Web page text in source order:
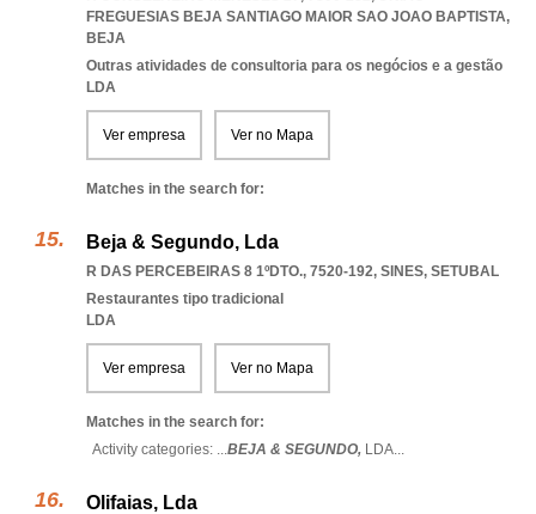
FREGUESIAS BEJA SANTIAGO MAIOR SAO JOAO BAPTISTA,
BEJA
Outras atividades de consultoria para os negócios e a gestão
LDA
Ver empresa Ver no Mapa
Matches in the search for:
Beja & Segundo, Lda
R DAS PERCEBEIRAS 8 1ºDTO., 7520-192, SINES, SETUBAL
Restaurantes tipo tradicional
LDA
Ver empresa Ver no Mapa
Matches in the search for:
Activity categories: ...BEJA & SEGUNDO, LDA...
Olifaias, Lda